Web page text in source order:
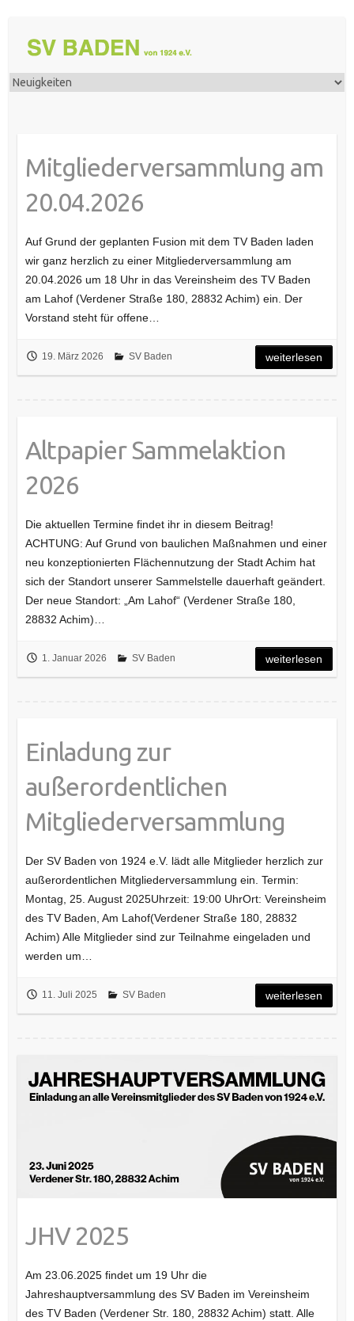
Mitgliederversammlung am
20.04.2026
Auf Grund der geplanten Fusion mit dem TV Baden laden
wir ganz herzlich zu einer Mitgliederversammlung am
20.04.2026 um 18 Uhr in das Vereinsheim des TV Baden
am Lahof (Verdener Straße 180, 28832 Achim) ein. Der
Vorstand steht für offene…
19. März 2026 SV Baden weiterlesen
Altpapier Sammelaktion
2026
Die aktuellen Termine findet ihr in diesem Beitrag!
ACHTUNG: Auf Grund von baulichen Maßnahmen und einer
neu konzeptionierten Flächennutzung der Stadt Achim hat
sich der Standort unserer Sammelstelle dauerhaft geändert.
Der neue Standort: „Am Lahof“ (Verdener Straße 180,
28832 Achim)…
1. Januar 2026 SV Baden weiterlesen
Einladung zur
außerordentlichen
Mitgliederversammlung
Der SV Baden von 1924 e.V. lädt alle Mitglieder herzlich zur
außerordentlichen Mitgliederversammlung ein. Termin:
Montag, 25. August 2025Uhrzeit: 19:00 UhrOrt: Vereinsheim
des TV Baden, Am Lahof(Verdener Straße 180, 28832
Achim) Alle Mitglieder sind zur Teilnahme eingeladen und
werden um…
11. Juli 2025 SV Baden weiterlesen
JHV 2025
Am 23.06.2025 findet um 19 Uhr die
Jahreshauptversammlung des SV Baden im Vereinsheim
des TV Baden (Verdener Str. 180, 28832 Achim) statt. Alle